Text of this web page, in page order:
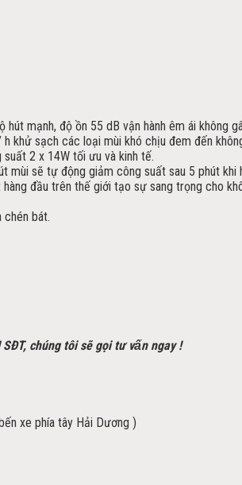
mạnh, độ ồn 55 dB vận hành êm ái không
khử sạch các loại mùi khó chịu đem đến
2 x 14W tối ưu và kinh tế.
sẽ tự động giảm công suất sau 5 phút khi
đầu trên thế giới tạo sự sang trọng cho
bát.
chúng tôi sẽ gọi tư vấn ngay !
xe phía tây Hải Dương )